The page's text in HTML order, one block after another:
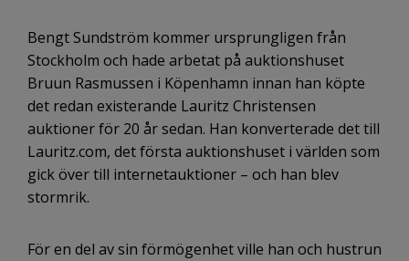
Bengt Sundström kommer ursprungligen från
Stockholm och hade arbetat på auktionshuset
Bruun Rasmussen i Köpenhamn innan han köpte
det redan existerande Lauritz Christensen
auktioner för 20 år sedan. Han konverterade det till
Lauritz.com, det första auktionshuset i världen som
gick över till internetauktioner – och han blev
stormrik.
För en del av sin förmögenhet ville han och hustrun